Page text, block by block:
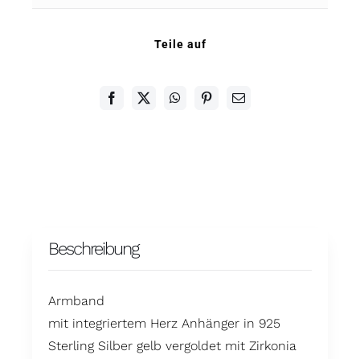
Teile auf
Beschreibung
Armband
mit integriertem Herz Anhänger in 925
Sterling Silber gelb vergoldet mit Zirkonia